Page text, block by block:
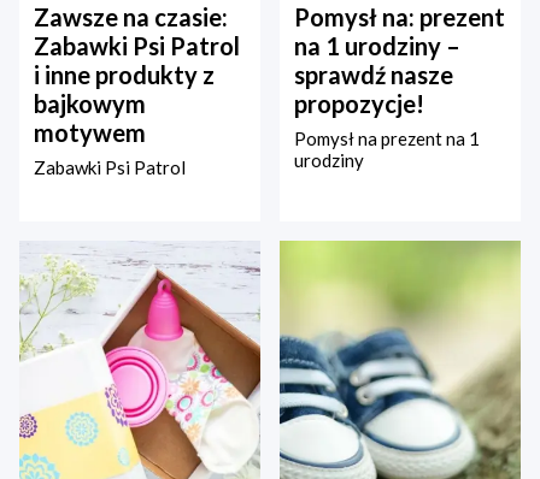
Zawsze na czasie:
Zabawki Psi Patrol
i inne produkty z
bajkowym
motywem
Zabawki Psi Patrol
Pomysł na: prezent
na 1 urodziny –
sprawdź nasze
propozycje!
Pomysł na prezent na 1
urodziny